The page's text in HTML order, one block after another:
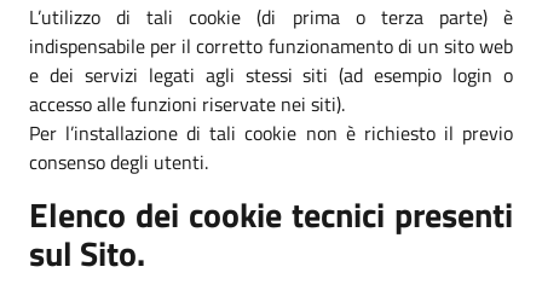
L’utilizzo di tali cookie (di prima o terza parte) è
indispensabile per il corretto funzionamento di un sito web
e dei servizi legati agli stessi siti (ad esempio login o
accesso alle funzioni riservate nei siti).
Per l’installazione di tali cookie non è richiesto il previo
consenso degli utenti.
Elenco dei cookie tecnici presenti
sul Sito.